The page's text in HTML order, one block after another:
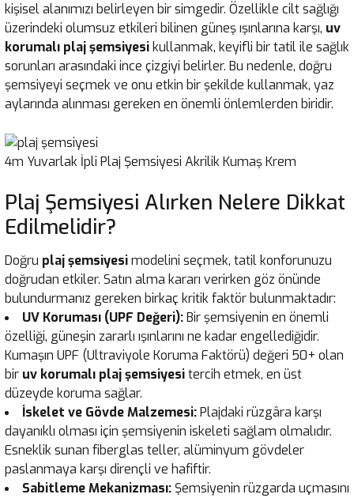
kişisel alanımızı belirleyen bir simgedir. Özellikle cilt sağlığı
üzerindeki olumsuz etkileri bilinen güneş ışınlarına karşı, uv
korumalı plaj şemsiyesikullanmak, keyifli bir tatil ile sağlık
sorunları arasındaki ince çizgiyi belirler. Bu nedenle, doğru
şemsiyeyi seçmek ve onu etkin bir şekilde kullanmak, yaz
aylarında alınması gereken en önemli önlemlerden biridir.
4m Yuvarlak İpli Plaj Şemsiyesi Akrilik Kumaş Krem
Plaj Şemsiyesi Alırken Nelere Dikkat
Edilmelidir?
Doğru plaj şemsiyesimodelini seçmek, tatil konforunuzu
doğrudan etkiler. Satın alma kararı verirken göz önünde
bulundurmanız gereken birkaç kritik faktör bulunmaktadır:
UV Koruması (UPF Değeri):Bir şemsiyenin en önemli
özelliği, güneşin zararlı ışınlarını ne kadar engellediğidir.
Kumaşın UPF (Ultraviyole Koruma Faktörü) değeri 50+ olan
bir uv korumalı plaj şemsiyesitercih etmek, en üst
düzeyde koruma sağlar.
İskelet ve Gövde Malzemesi:Plajdaki rüzgâra karşı
dayanıklı olması için şemsiyenin iskeleti sağlam olmalıdır.
Esneklik sunan fiberglas teller, alüminyum gövdeler
paslanmaya karşı dirençli ve hafiftir.
Sabitleme Mekanizması: Şemsiyenin rüzgarda uçmasını